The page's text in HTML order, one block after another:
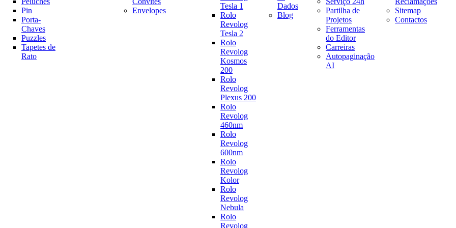
Pin
Porta-
Chaves
Puzzles
Tapetes de
Rato
Envelopes
Tesla 1
Rolo
Revolog
Tesla 2
Rolo
Revolog
Kosmos
200
Rolo
Revolog
Plexus 200
Rolo
Revolog
460nm
Rolo
Revolog
600nm
Rolo
Revolog
Kolor
Rolo
Revolog
Nebula
Rolo
Revolog
Dados
Blog
Partilha de
Projetos
Ferramentas
do Editor
Carreiras
Autopaginação
AI
Sitemap
Contactos